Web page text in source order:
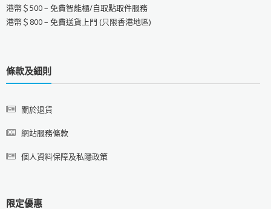
港幣＄500 – 免費智能櫃/自取點取件服務
港幣＄800 – 免費送貨上門 (只限香港地區)
條款及細則
關於退貨
網站服務條款
個人資料保障及私隱政策
限定優惠